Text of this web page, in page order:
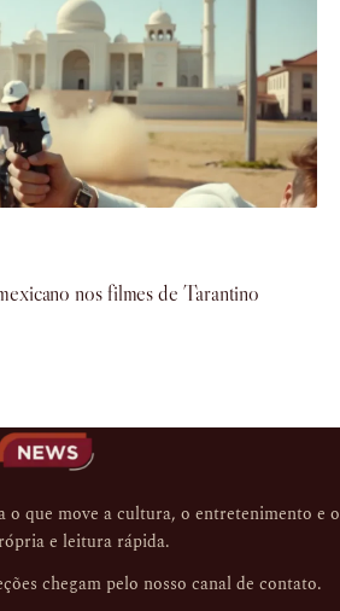
nos filmes de Tarantino
o que move a cultura, o entretenimento e o
e leitura rápida.
chegam pelo nosso canal de contato.